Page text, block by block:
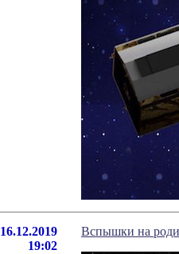
16.12.2019
19:02
Вспышки на